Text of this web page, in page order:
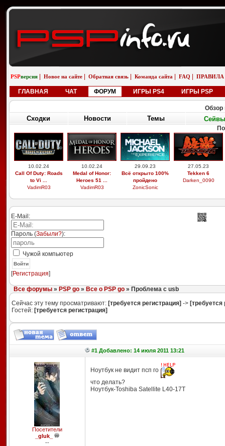
PSPверсия Новое на сайте Обратная связь Команда сайта FAQ ПРАВИЛА
ГЛАВНАЯ ЧАТ ФОРУМ ИГРЫ PS4 ИГРЫ PSP
Обзор
Сходки Новости Темы Сейвы
29.03.26
Выдающиеся
звери, легоси ...
M9xxsi
19.02.26
Бугатти вейрон
возле реки
iosifreshetnik
01.01.26
saab 9-5 универсал
aero
saabinside
01.01.26
saab 9-5 универсал
снег
E-Mail:
Пароль (Забыли?):
Чужой компьютер
Войти
[Регистрация]
Все форумы» PSP go» Все о PSP go» Проблема с usb
Сейчас эту тему просматривают: [требуется регистрация] -> [требуется
Гостей: [требуется регистрация]
#1 Добавлено: 14 июля 2011 13:21
Посетители
_gluk_
--
Ноутбук не видит псп го
что делать?
Ноутбук-Toshiba Satellite L40-17T